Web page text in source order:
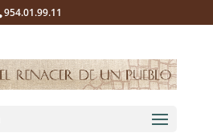
954.01.99.11